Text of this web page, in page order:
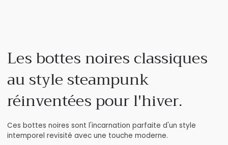
Les bottes noires classiques
au style steampunk
réinventées pour l'hiver.
Ces bottes noires sont l'incarnation parfaite d'un style
intemporel revisité avec une touche moderne.